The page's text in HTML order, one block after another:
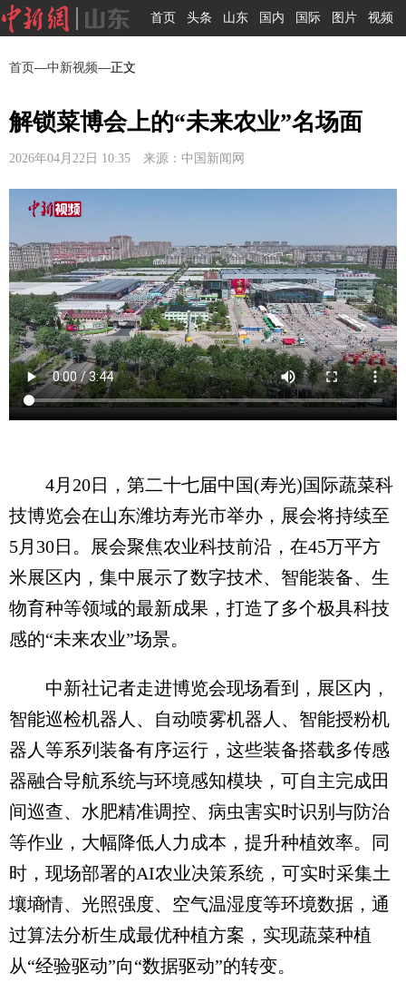
首页 头条 山东 国内 国际 图片 视频
首页—中新视频—正文
解锁菜博会上的“未来农业”名场面
2026年04月22日 10:35 来源：中国新闻网
4月20日，第二十七届中国(寿光)国际蔬菜科
技博览会在山东潍坊寿光市举办，展会将持续至
5月30日。展会聚焦农业科技前沿，在45万平方
米展区内，集中展示了数字技术、智能装备、生
物育种等领域的最新成果，打造了多个极具科技
感的“未来农业”场景。
中新社记者走进博览会现场看到，展区内，
智能巡检机器人、自动喷雾机器人、智能授粉机
器人等系列装备有序运行，这些装备搭载多传感
器融合导航系统与环境感知模块，可自主完成田
间巡查、水肥精准调控、病虫害实时识别与防治
等作业，大幅降低人力成本，提升种植效率。同
时，现场部署的AI农业决策系统，可实时采集土
壤墒情、光照强度、空气温湿度等环境数据，通
过算法分析生成最优种植方案，实现蔬菜种植
从“经验驱动”向“数据驱动”的转变。